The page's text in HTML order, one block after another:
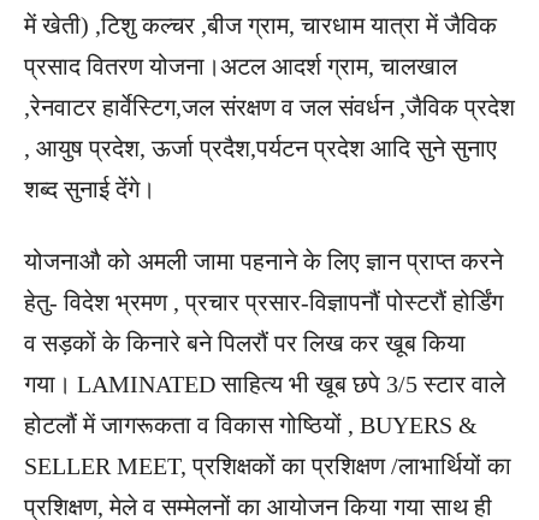
में खेती) ,टिशु कल्चर ,बीज ग्राम, चारधाम यात्रा में जैविक
प्रसाद वितरण योजना।अटल आदर्श ग्राम, चालखाल
,रेनवाटर हार्वेस्टिग,जल संरक्षण व जल संवर्धन ,जैविक प्रदेश
, आयुष प्रदेश, ऊर्जा प्रदैश,पर्यटन प्रदेश आदि सुने सुनाए
शब्द सुनाई देंगे।
योजनाऔ को अमली जामा पहनाने के लिए ज्ञान प्राप्त करने
हेतु- विदेश भ्रमण , प्रचार प्रसार-विज्ञापनौं पोस्टरौं होर्डिंग
व सड़कों के किनारे बने पिलरौं पर लिख कर खूब किया
गया। LAMINATED साहित्य भी खूब छपे 3/5 स्टार वाले
होटलौं में जागरूकता व विकास गोष्ठियों , BUYERS &
SELLER MEET, प्रशिक्षकों का प्रशिक्षण /लाभार्थियों का
प्रशिक्षण, मेले व सम्मेलनों का आयोजन किया गया साथ ही